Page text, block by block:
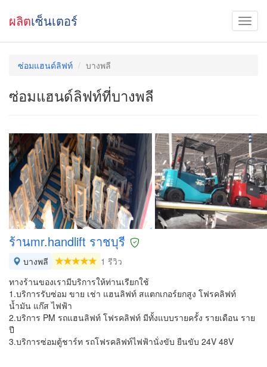
ผลิตเซ็นเตอร์
ซ่อมแฮนด์ลิฟท์ บางพลี
ซ่อมแฮนด์ลิฟท์ที่บางพลี
ร้านmr.handlift ราชบุรี
บางพลี
1 รีวิว
ทางร้านของเรามีบริการให้ท่านเรียกใช้
1.บริการรับซ่อม ขาย เช่า แฮนลิฟท์ สแตกเกอร์ยกสูง โฟรคลิฟท์
น้ำมัน แก๊ส ไฟฟ้า
2.บริการ PM รถแฮนลิฟท์ โฟรคลิฟท์ มีทั้งแบบรายครั้ง รายเดือน ราย
ปี
3.บริการซ่อมตู้ชาร์ท รถโฟรคลิฟท์ไฟฟ้านั่งขับ ยืนขับ 24V 48V